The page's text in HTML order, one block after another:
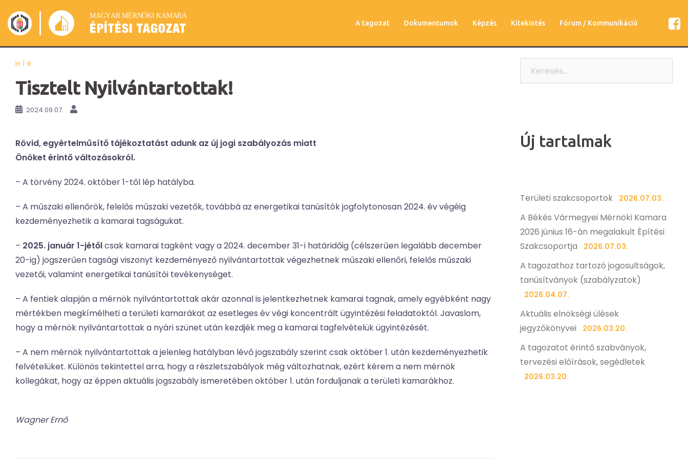
to
content
MAGYAR MÉRNÖKI KAMARA
ÉPÍTÉSI TAGOZAT A tagozat Dokumentumok Képzés Kitekintés Fórum / Kommunikáció
HÍR
Tisztelt Nyilvántartottak!
2024.09.07.
Rövid, egyértelműsítő tájékoztatást adunk az új jogi szabályozás miatt
Önöket érintő változásokról.
– A törvény 2024. október 1-től lép hatályba.
– A műszaki ellenőrök, felelős műszaki vezetők, továbbá az energetikai tanúsítók jogfolytonosan 2024. év végéig
kezdeményezhetik a kamarai tagságukat.
– 2025. január 1-jétőlcsak kamarai tagként vagy a 2024. december 31-i határidőig (célszerűen legalább december
20-ig) jogszerűen tagsági viszonyt kezdeményező nyilvántartottak végezhetnek műszaki ellenőri, felelős műszaki
vezetői, valamint energetikai tanúsítói tevékenységet.
– A fentiek alapján a mérnök nyilvántartottak akár azonnal is jelentkezhetnek kamarai tagnak, amely egyébként nagy
mértékben megkímélheti a területi kamarákat az esetleges év végi koncentrált ügyintézési feladatoktól. Javaslom,
hogy a mérnök nyilvántartottak a nyári szünet után kezdjék meg a kamarai tagfelvételük ügyintézését.
– A nem mérnök nyilvántartottak a jelenleg hatályban lévő jogszabály szerint csak október 1. után kezdeményezhetik
felvételüket. Különös tekintettel arra, hogy a részletszabályok még változhatnak, ezért kérem a nem mérnök
kollegákat, hogy az éppen aktuális jogszabály ismeretében október 1. után forduljanak a területi kamarákhoz.
Wagner Ernő
Új tartalmak
Területi szakcsoportok 2026.07.03.
A Békés Vármegyei Mérnöki Kamara
2026 június 16-án megalakult Építési
Szakcsoportja
2026.07.03.
A tagozathoz tartozó jogosultságok,
tanúsítványok (szabályzatok)
2026.04.07.
Aktuális elnökségi ülések
jegyzőkönyvei
2026.03.20.
A tagozatot érintő szabványok,
tervezési előírások, segédletek
2026.03.20.